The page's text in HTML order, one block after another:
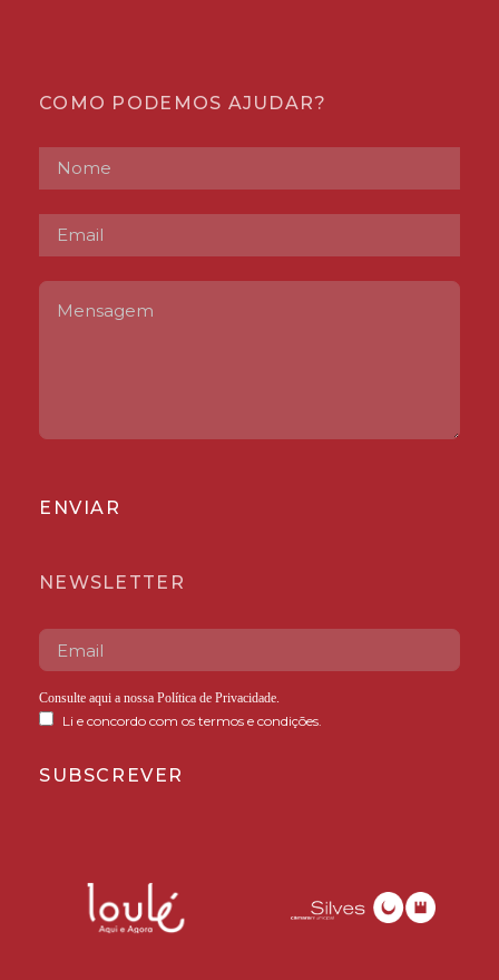
COMO PODEMOS AJUDAR?
ENVIAR
NEWSLETTER
Consulte aqui a nossa Política de Privacidade.
Li e concordo com os termos e condições.